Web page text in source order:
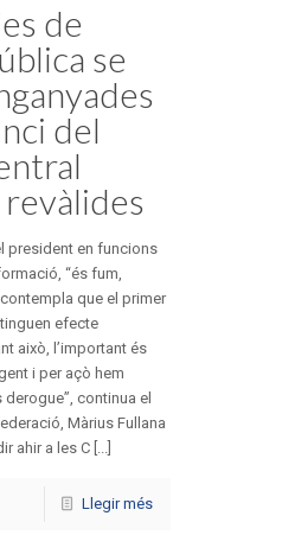
de
se
del
president en funcions
“és fum,
que el primer
efecte
això, l’important és
i per açò hem
continua el
Màrius Fullana
ahir a les C [...]
Llegir més